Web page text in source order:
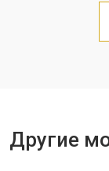
Другие